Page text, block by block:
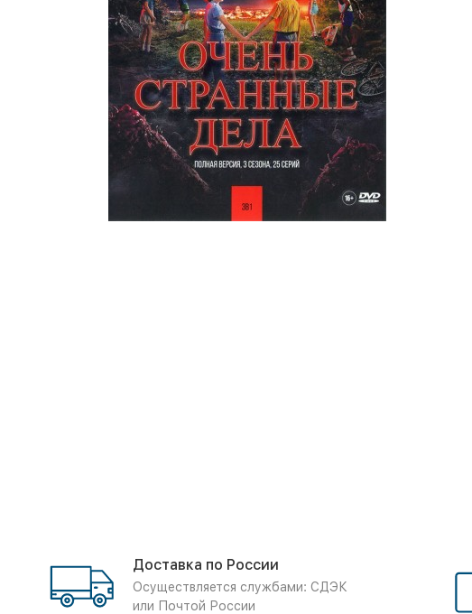
Доставка по России
Осуществляется службами: СДЭК
или Почтой России